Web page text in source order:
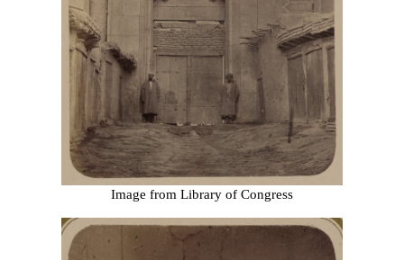
Image from Library of Congress